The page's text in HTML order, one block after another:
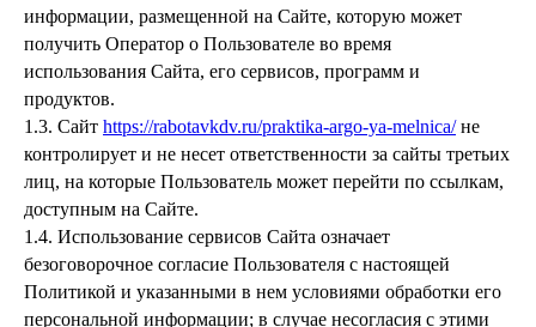
информации, размещенной на Сайте, которую может
получить Оператор о Пользователе во время
использования Сайта, его сервисов, программ и
продуктов.
1.3. Сайт https://rabotavkdv.ru/praktika-argo-ya-melnica/не
контролирует и не несет ответственности за сайты третьих
лиц, на которые Пользователь может перейти по ссылкам,
доступным на Сайте.
1.4. Использование сервисов Сайта означает
безоговорочное согласие Пользователя с настоящей
Политикой и указанными в нем условиями обработки его
персональной информации; в случае несогласия с этими